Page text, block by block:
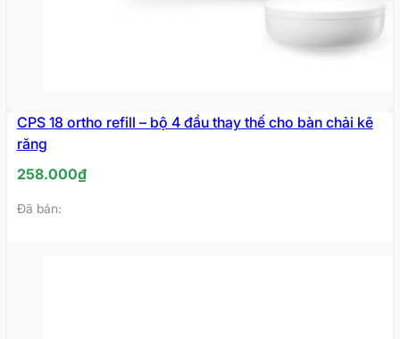
CPS 18 ortho refill – bộ 4 đầu thay thế cho bàn chải kẽ
răng
258.000₫
Đã bán: